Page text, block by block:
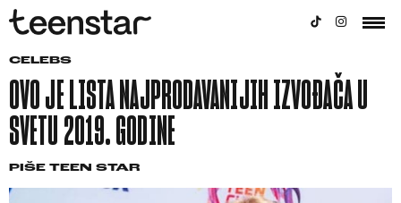
CELEBS
OVO JE LISTA NAJPRODAVANIJIH IZVOĐAČA U
SVETU 2019. GODINE
PIŠE TEEN STAR